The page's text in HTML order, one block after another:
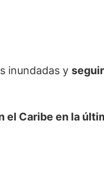
inundadas y
Caribe en la